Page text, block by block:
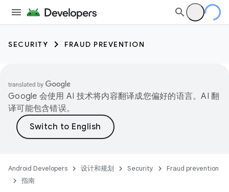
SECURITY FRAUD PREVENTION
Google 会使用 AI 技术将内容翻译成您偏好的语言。AI 翻
译可能包含错误。
Android Developers 设计和规划 Security
Fraud prevention
指南